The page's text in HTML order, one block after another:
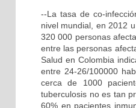
--La tasa de co-
nivel mundial, en 2012
320 000 personas
entre las personas
Salud en Colombia
entre 24-26/100000
cerca de 1000
tuberculosis no es tan
60% en pacientes